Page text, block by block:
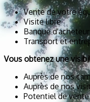
Vente de votre
Visite libre
Banque
Transport et
Vous obtenez une
Auprès de nos
Auprès de nos
Potentiel de